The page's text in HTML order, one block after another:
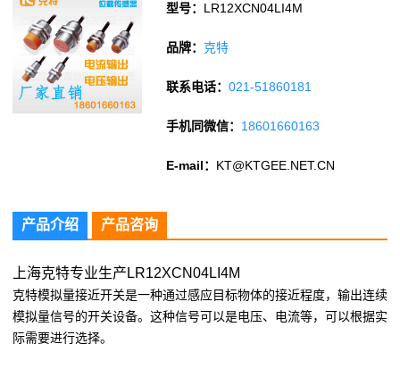
型号： LR12XCN04LI4M
品牌： 克特
联系电话：021-51860181
手机同微信： 18601660163
E-mail： KT@KTGEE.NET.CN
产品介绍 产品咨询
上海克特专业生产LR12XCN04LI4M
克特模拟量接近开关是一种通过感应目标物体的接近程度，输出连续
模拟量信号的开关设备。这种信号可以是电压、电流等，可以根据实
际需要进行选择。